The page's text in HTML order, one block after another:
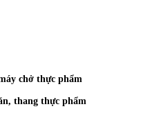
chở thực phẩm
thang thực phẩm